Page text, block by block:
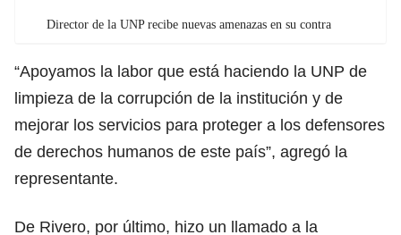
Director de la UNP recibe nuevas amenazas en su contra
“Apoyamos la labor que está haciendo la UNP de
limpieza de la corrupción de la institución y de
mejorar los servicios para proteger a los defensores
de derechos humanos de este país”, agregó la
representante.
De Rivero, por último, hizo un llamado a la